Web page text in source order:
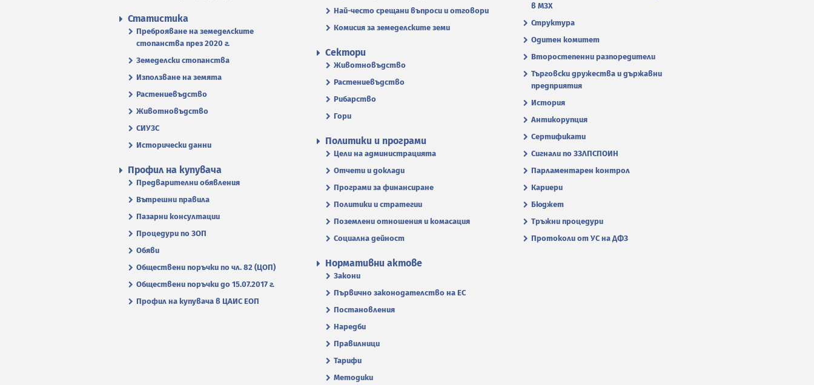
Най-често срещани въпроси и отговори
Комисия за земеделските земи
в МЗХ
Структура
Одитен комитет
Второстепенни разпоредители
Търговски дружества и държавни
предприятия
История
Антикорупция
Сертификати
Сигнали по ЗЗЛПСПОИН
Парламентарен контрол
Кариери
Бюджет
Тръжни процедури
Протоколи от УС на ДФЗ
Статистика
Преброяване на земеделските
стопанства през 2020 г.
Земеделски стопанства
Използване на земята
Растениевъдство
Животновъдство
СИУЗС
Исторически данни
Сектори
Животновъдство
Растениевъдство
Рибарство
Гори
Политики и програми
Цели на администрацията
Отчети и доклади
Програми за финансиране
Политики и стратегии
Поземлени отношения и комасация
Социална дейност
Профил на купувача
Предварителни обявления
Вътрешни правила
Пазарни консултации
Процедури по ЗОП
Обяви
Обществени поръчки по чл. 82 (ЦОП)
Обществени поръчки до 15.07.2017 г.
Профил на купувача в ЦАИС ЕОП
Нормативни актове
Закони
Първично законодателство на ЕС
Постановления
Наредби
Правилници
Тарифи
Методики